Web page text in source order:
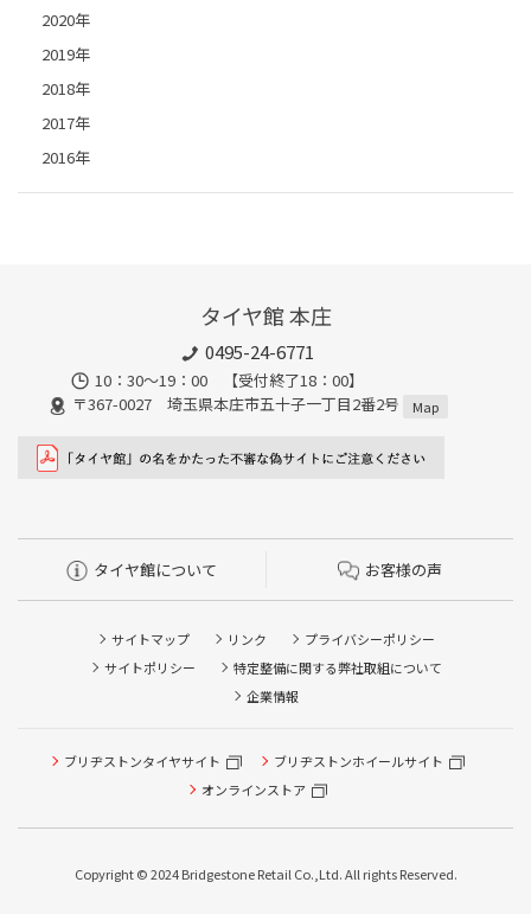
2020年
2019年
2018年
2017年
2016年
タイヤ館 本庄
0495-24-6771
10：30～19：00 【受付終了18：00】
〒367-0027 埼玉県本庄市五十子一丁目2番2号
Map
タイヤ館について お客様の声
サイトマップ リンク
プライバシーポリシー
サイトポリシー
特定整備に関する弊社取組について
企業情報
ブリヂストンタイヤサイト
ブリヂストンホイールサイト
オンラインストア
Copyright © 2024 Bridgestone Retail Co.,Ltd. All rights Reserved.
タイヤ点検・安全点検/タイヤ履き替え/オイル交換/その他
ピット作業の予約
本日のタイヤ履き替え順番待ち予約 ※クローク契約会員の